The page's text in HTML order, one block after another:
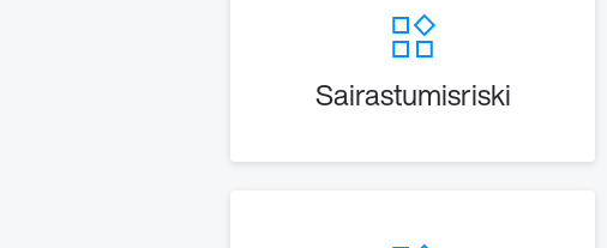
Sairastumisriski